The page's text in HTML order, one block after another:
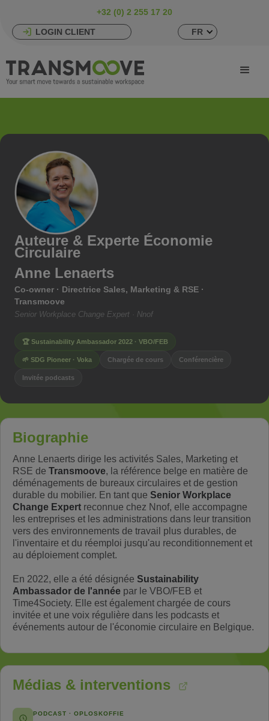
+32 (0) 2 255 17 20
LOGIN CLIENT FR
Auteure & Experte Économie
Circulaire
Anne Lenaerts
Co-owner · Directrice Sales, Marketing & RSE ·
Transmoove
Senior Workplace Change Expert · Nnof
🏆 Sustainability Ambassador 2022 · VBO/FEB
🌱 SDG Pioneer · Voka Chargée de cours Conférencière
Invitée podcasts
Biographie
Anne Lenaerts dirige les activités Sales, Marketing et
RSE de Transmoove, la référence belge en matière de
déménagements de bureaux circulaires et de gestion
durable du mobilier. En tant que Senior Workplace
Change Expert reconnue chez Nnof, elle accompagne
les entreprises et les administrations dans leur transition
vers des environnements de travail plus durables, de
l'inventaire et du réemploi jusqu'au reconditionnement et
au déploiement complet.
En 2022, elle a été désignée Sustainability
Ambassador de l'année par le VBO/FEB et
Time4Society. Elle est également chargée de cours
invitée et une voix régulière dans les podcasts et
événements autour de l'économie circulaire en Belgique.
Médias & interventions
PODCAST · OPLOSKOFFIE